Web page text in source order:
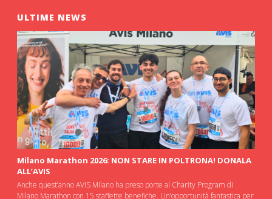
ULTIME NEWS
Milano Marathon 2026: NON STARE IN POLTRONA! DONALA
ALL’AVIS
Anche quest’anno AVIS Milano ha preso porte al Charity Program di
Milano Marathon con 15 staffette benefiche. Un’opportunità fantastica per